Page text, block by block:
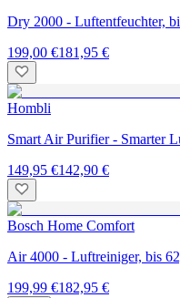
Dry 2000 - Luftentfeuchter,
199,00 €181,95 €
Hombli
Smart Air Purifier - Smarter
149,95 €142,90 €
Bosch Home Comfort
Air 4000 - Luftreiniger, bis
199,99 €182,95 €